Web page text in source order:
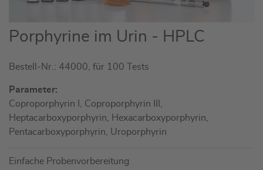
Zum
Anfang
Bildgalerie
springen
Porphyrine im Urin - HPLC
Bestell-Nr.: 44000, für 100 Tests
Parameter:
Coproporphyrin I, Coproporphyrin III,
Heptacarboxyporphyrin, Hexacarboxyporphyrin,
Pentacarboxyporphyrin, Uroporphyrin
Einfache Probenvorbereitung